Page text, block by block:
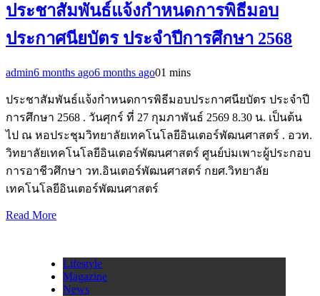
ประชาสัมพันธ์แจ้งกำหนดการพิธีมอบ
ประกาศนียบัตร ประจำปีการศึกษา 2568
admin6 months ago6 months ago01 mins
ประชาสัมพันธ์แจ้งกำหนดการพิธีมอบประกาศนียบัตร ประจำปี
การศึกษา 2568 . วันศุกร์ ที่ 27 กุมภาพันธ์ 2569 8.30 น. เป็นต้น
ไป ณ หอประชุมวิทยาลัยเทคโนโลยีอินเตอร์พัฒนศาสตร์ . อวท.
วิทยาลัยเทคโนโลยีอินเตอร์พัฒนศาสตร์ ศูนย์บ่มเพาะผู้ประกอบ
การอาชีวศึกษา วท.อินเตอร์พัฒนศาสตร์ กยศ.วิทยาลัย
เทคโนโลยีอินเตอร์พัฒนศาสตร์
Read More
Lifestyle
Magazine
News